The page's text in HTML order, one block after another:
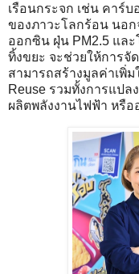
เรือนกระจก เช่น คาร์
ของภาวะโลกร้อน นอก
ออกซิน ฝุ่น PM2.5 แล
ทิ้งขยะ จะช่วยให้การจั
สามารถสร้างมูลค่าเพิ่
Reuse รวมทั้งการแปล
ผลิตพลังงานไฟฟ้า หรื